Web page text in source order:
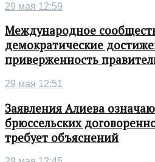
29 мая 12:59
Международное
демократические
приверженность
29 мая 12:51
Заявления Алиева
брюссельских
требует объяснений